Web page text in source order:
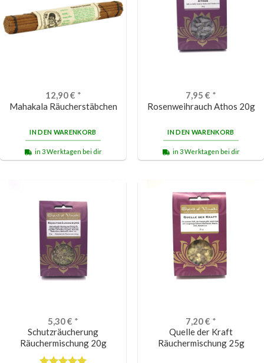
12,90€ *
Mahakala Räucherstäbchen
IN DEN WARENKORB
in 3 Werktagen bei dir
7,95 € *
Rosenweihrauch Athos 20g
IN DEN WARENKORB
in 3 Werktagen bei dir
5,30€ *
Schutzräucherung
Räuchermischung 20g
7,20€ *
Quelle der Kraft
Räuchermischung 25g